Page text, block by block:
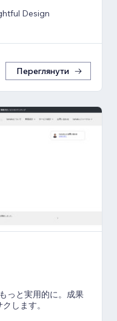
Design
Переглянути
っと実用的に。成果
します。